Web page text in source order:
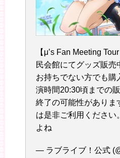
【μ’s Fan Meeting
民会館にてグッズ販売
お持ちでない方でも購
演時間20:30頃までの
終了の可能性がありま
は是非ご利用ください
よね
— ラブライブ！公式